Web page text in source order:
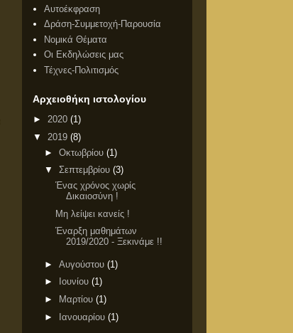
Αυτοέκφραση
Δράση-Συμμετοχή-Παρουσία
Νομικά Θέματα
Οι Εκδηλώσεις μας
Τέχνες-Πολιτισμός
Αρχειοθήκη ιστολογίου
► 2020 (1)
▼ 2019 (8)
► Οκτωβρίου (1)
▼ Σεπτεμβρίου (3)
Ένας χρόνος χωρίς
Δικαιοσύνη !
Μη λείψει κανείς !
Έναρξη μαθημάτων
2019/2020 - Ξεκινάμε !!
► Αυγούστου (1)
►
Ιουνίου (1)
►
Μαρτίου (1)
►
Ιανουαρίου (1)